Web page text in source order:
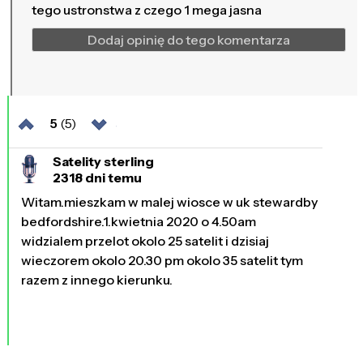
tego ustronstwa z czego 1 mega jasna
Dodaj opinię do tego komentarza
5 (5)
Satelity sterling
2318 dni temu
Witam.mieszkam w malej wiosce w uk stewardby
bedfordshire.1.kwietnia 2020 o 4.50am
widzialem przelot okolo 25 satelit i dzisiaj
wieczorem okolo 20.30 pm okolo 35 satelit tym
razem z innego kierunku.